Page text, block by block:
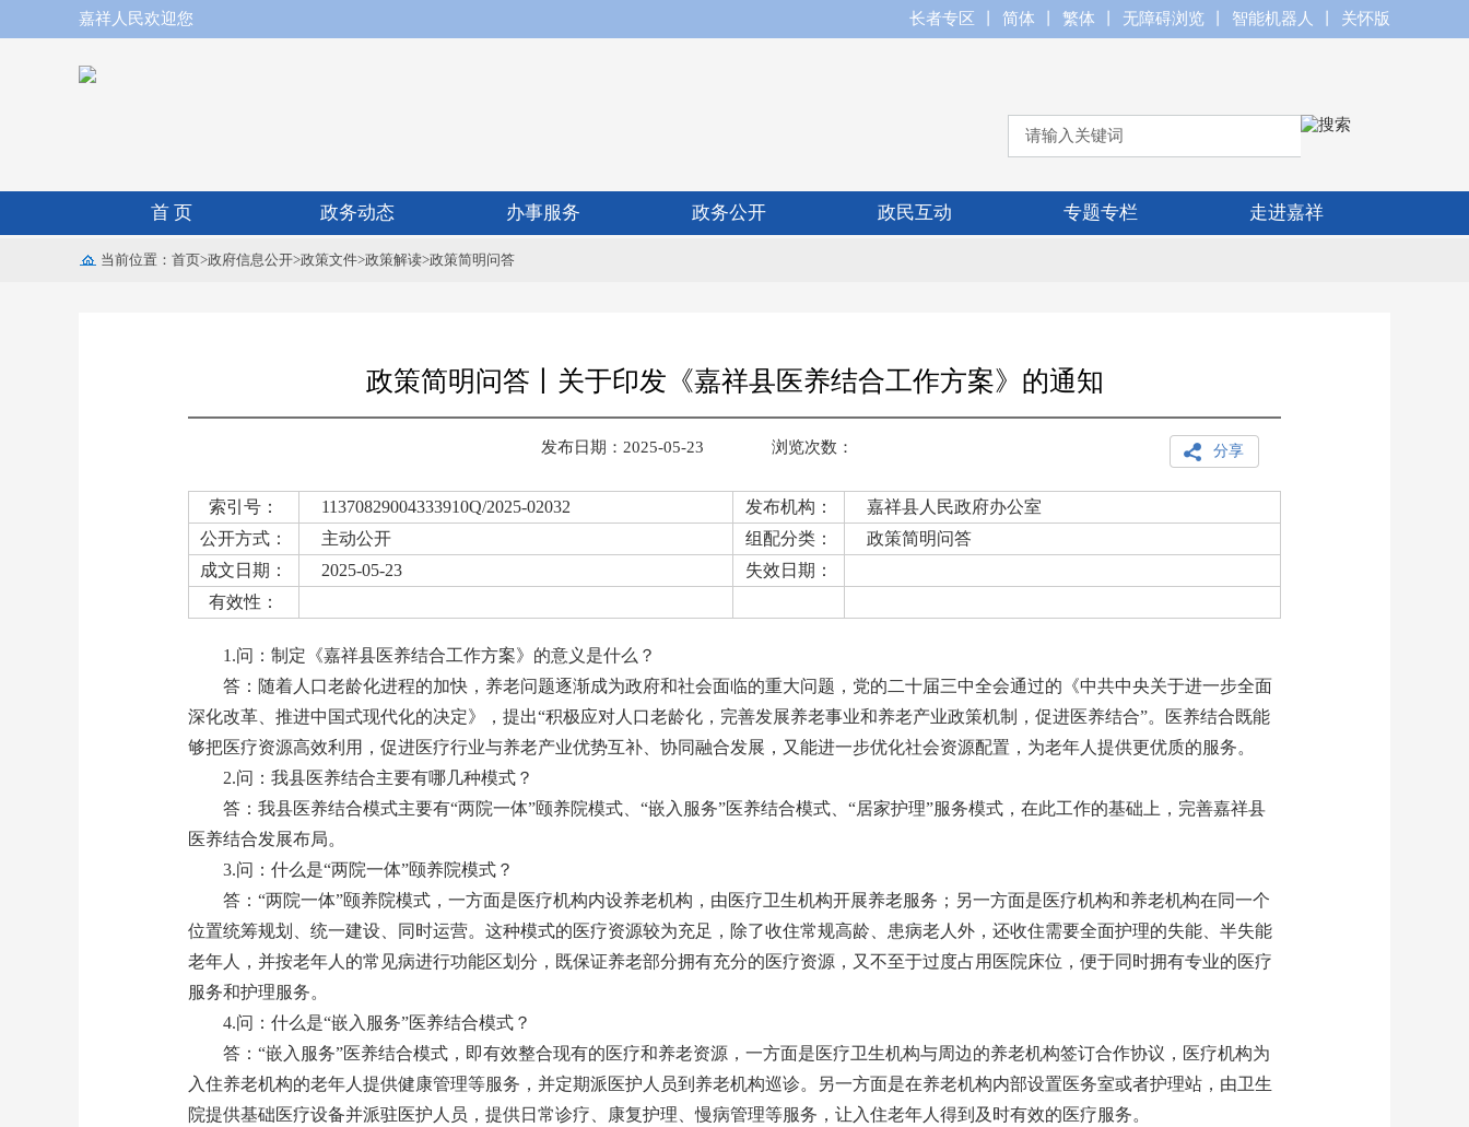
嘉祥人民欢迎您 长者专区 简体 繁体 无障碍浏览 智能机器人 关怀版
首 页 政务动态 办事服务 政务公开 政民互动 专题专栏 走进嘉祥
当前位置： 首页>政府信息公开>政策文件>政策解读>政策简明问答
政策简明问答丨关于印发《嘉祥县医养结合工作方案》的通知
发布日期：2025-05-23 浏览次数： 分享
索引号： 11370829004333910Q/2025-02032 发布机构：
嘉祥县人民政府办公室
公开方式：
主动公开 组配分类：
政策简明问答
成文日期：
2025-05-23
失效日期：
有效性：
1.问：制定《嘉祥县医养结合工作方案》的意义是什么？
答：随着人口老龄化进程的加快，养老问题逐渐成为政府和社会面临的重大问题，党的二十届三中全会通过的《中共中央关于进一步全面
深化改革、推进中国式现代化的决定》，提出“积极应对人口老龄化，完善发展养老事业和养老产业政策机制，促进医养结合”。医养结合既能
够把医疗资源高效利用，促进医疗行业与养老产业优势互补、协同融合发展，又能进一步优化社会资源配置，为老年人提供更优质的服务。
2.问：我县医养结合主要有哪几种模式？
答：我县医养结合模式主要有“两院一体”颐养院模式、“嵌入服务”医养结合模式、“居家护理”服务模式，在此工作的基础上，完善嘉祥县
医养结合发展布局。
3.问：什么是“两院一体”颐养院模式？
答：“两院一体”颐养院模式，一方面是医疗机构内设养老机构，由医疗卫生机构开展养老服务；另一方面是医疗机构和养老机构在同一个
位置统筹规划、统一建设、同时运营。这种模式的医疗资源较为充足，除了收住常规高龄、患病老人外，还收住需要全面护理的失能、半失能
老年人，并按老年人的常见病进行功能区划分，既保证养老部分拥有充分的医疗资源，又不至于过度占用医院床位，便于同时拥有专业的医疗
服务和护理服务。
4.问：什么是“嵌入服务”医养结合模式？
答：“嵌入服务”医养结合模式，即有效整合现有的医疗和养老资源，一方面是医疗卫生机构与周边的养老机构签订合作协议，医疗机构为
入住养老机构的老年人提供健康管理等服务，并定期派医护人员到养老机构巡诊。另一方面是在养老机构内部设置医务室或者护理站，由卫生
院提供基础医疗设备并派驻医护人员，提供日常诊疗、康复护理、慢病管理等服务，让入住老年人得到及时有效的医疗服务。